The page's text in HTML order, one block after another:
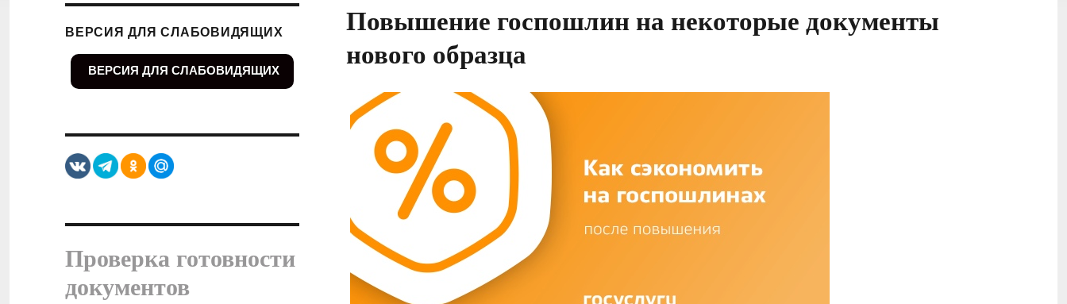
Повышение госпошлин на некоторые документы
нового образца
ВЕРСИЯ ДЛЯ СЛАБОВИДЯЩИХ
ВЕРСИЯ ДЛЯ СЛАБОВИДЯЩИХ
Проверка готовности
документов